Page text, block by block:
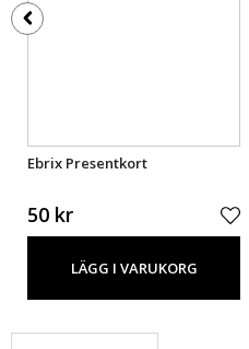
Ebrix Presentkort
50 kr
LÄGG I VARUKORG